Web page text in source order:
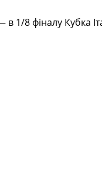
8 фіналу Кубка